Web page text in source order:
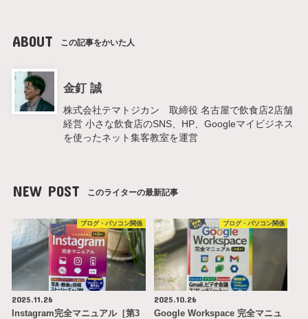
ABOUT この記事をかいた人
金釘 誠
株式会社テマトジカン 取締役 名古屋で飲食店2店舗
経営 小さな飲食店のSNS、HP、Googleマイビジネス
を使ったネット集客教室を運営
NEW POST このライターの最新記事
ブログ・パソコン関係
2025.11.26
Instagram完全マニュアル［第3
ブログ・パソコン関係
2025.10.26
Google Workspace 完全マニュ